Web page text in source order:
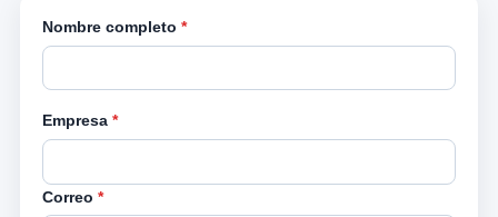
Nombre completo *
Empresa *
Correo *